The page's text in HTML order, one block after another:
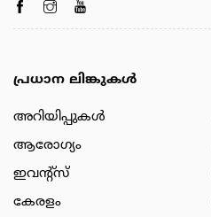
പ്രധാന ലിങ്കുകൾ
അറിയിപ്പുകള്‍
ആരോഗ്യം
ഇവന്റ്സ്
കേരളം